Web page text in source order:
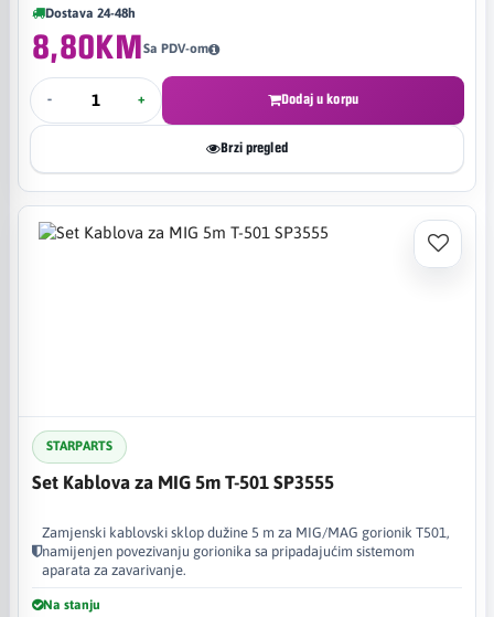
Dostava 24-48h
8,80KMSa PDV-om
- + Dodaj u korpu
Brzi pregled
STARPARTS
Set Kablova za MIG 5m T-501 SP3555
Zamjenski kablovski sklop dužine 5 m za MIG/MAG gorionik T501,
namijenjen povezivanju gorionika sa pripadajućim sistemom
aparata za zavarivanje.
Na stanju